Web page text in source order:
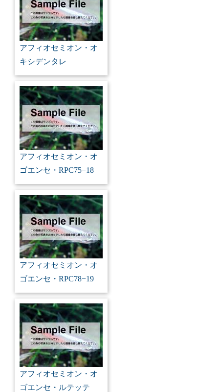
アフィオセミオン・オ
キシデンタレ
アフィオセミオン・オ
ゴエンセ・RPC75−18
アフィオセミオン・オ
ゴエンセ・RPC78−19
アフィオセミオン・オ
ゴエンセ・ルテッテ